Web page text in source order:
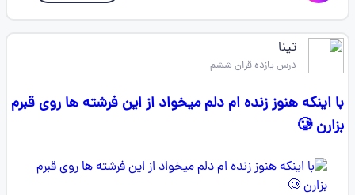
تینا
درس یازده قران ششم
با اینکه هنوز زنده ام دلم میخواد از این فرشته ها روی قبرم
بزارن 🥲